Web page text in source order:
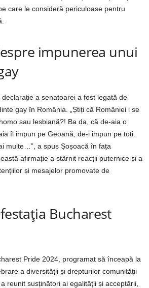
care le consideră periculoase pentru
impunerea unui
a senatoarei a fost legată de
gay în România. „Știți că României i se
sau lesbiană?! Ba da, că de-aia o
îl impun pe Geoană, de-i impun pe toți.
multe…”, a spus Șoșoacă în fața
afirmație a stârnit reacții puternice și a
și mesajelor promovate de
Bucharest
Pride 2024, programat să înceapă la
a diversității și drepturilor comunității
reunit susținători ai egalității și acceptării,